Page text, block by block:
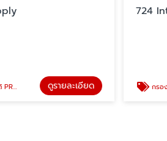
ดูรายละเอียด
724 Inter
กรองแอร์รถยนต์